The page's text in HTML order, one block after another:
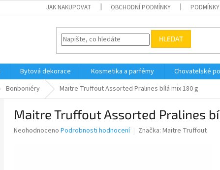
JAK NAKUPOVAT OBCHODNÍ PODMÍNKY
HLEDAT
Bytová dekorace Kosmetika a parfémy Chovatelské
Bonboniéry Maitre Truffout Assorted Pralines bílá mix 180 g
Maitre Truffout Assorted Pralines
Průměrné
Neohodnoceno Podrobnosti hodnocení Značka: Maitre Truffout